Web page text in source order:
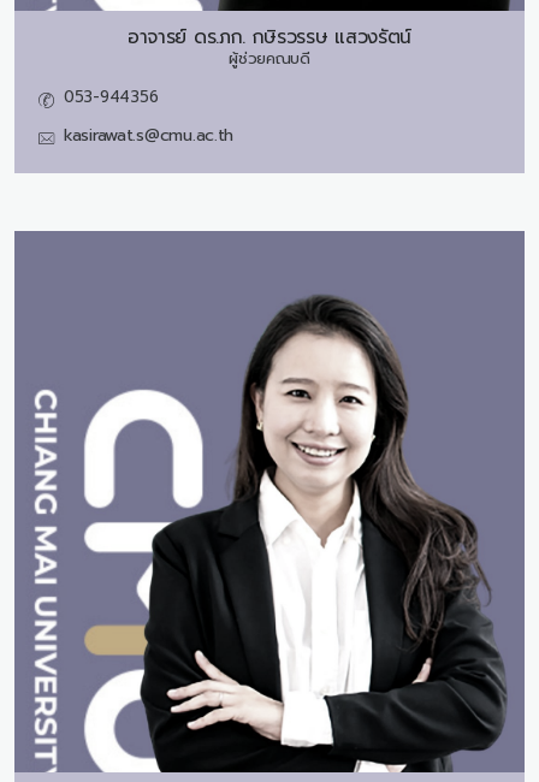
อาจารย์ ดร.ภก. กษิรวรรษ แสวงรัตน์
ผู้ช่วยคณบดี
053-944356
kasirawat.s@cmu.ac.th